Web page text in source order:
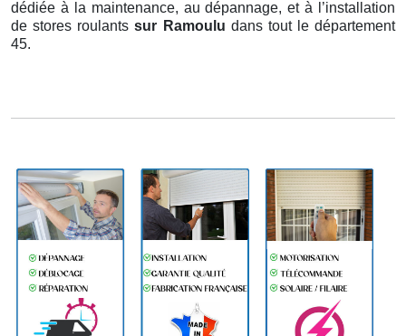
dédiée à la maintenance, au dépannage, et à l’installation
de stores roulantssur Ramoulu dans tout le département
45.